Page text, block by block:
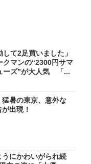
して2足買いました」
マンの“2300円サマ
ーズ”が大人気 「...
猛暑の東京、意外な
出現！
にかわいがられ続